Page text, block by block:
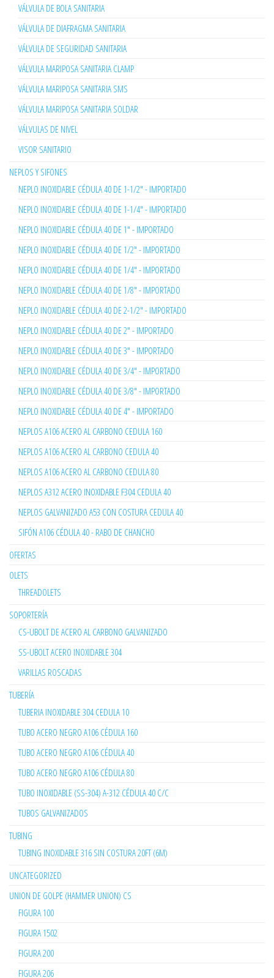
VÁLVULA DE BOLA SANITARIA
VÁLVULA DE DIAFRAGMA SANITARIA
VÁLVULA DE SEGURIDAD SANITARIA
VÁLVULA MARIPOSA SANITARIA CLAMP
VÁLVULA MARIPOSA SANITARIA SMS
VÁLVULA MARIPOSA SANITARIA SOLDAR
VÁLVULAS DE NIVEL
VISOR SANITARIO
NEPLOS Y SIFONES
NEPLO INOXIDABLE CÉDULA 40 DE 1-1/2" - IMPORTADO
NEPLO INOXIDABLE CÉDULA 40 DE 1-1/4" - IMPORTADO
NEPLO INOXIDABLE CÉDULA 40 DE 1" - IMPORTADO
NEPLO INOXIDABLE CÉDULA 40 DE 1/2" - IMPORTADO
NEPLO INOXIDABLE CÉDULA 40 DE 1/4" - IMPORTADO
NEPLO INOXIDABLE CÉDULA 40 DE 1/8" - IMPORTADO
NEPLO INOXIDABLE CÉDULA 40 DE 2-1/2" - IMPORTADO
NEPLO INOXIDABLE CÉDULA 40 DE 2" - IMPORTADO
NEPLO INOXIDABLE CÉDULA 40 DE 3" - IMPORTADO
NEPLO INOXIDABLE CÉDULA 40 DE 3/4" - IMPORTADO
NEPLO INOXIDABLE CÉDULA 40 DE 3/8" - IMPORTADO
NEPLO INOXIDABLE CÉDULA 40 DE 4" - IMPORTADO
NEPLOS A106 ACERO AL CARBONO CEDULA 160
NEPLOS A106 ACERO AL CARBONO CEDULA 40
NEPLOS A106 ACERO AL CARBONO CEDULA 80
NEPLOS A312 ACERO INOXIDABLE F304 CEDULA 40
NEPLOS GALVANIZADO A53 CON COSTURA CEDULA 40
SIFÓN A106 CÉDULA 40 - RABO DE CHANCHO
OFERTAS
OLETS
THREADOLETS
SOPORTERÍA
CS-UBOLT DE ACERO AL CARBONO GALVANIZADO
SS-UBOLT ACERO INOXIDABLE 304
VARILLAS ROSCADAS
TUBERÍA
TUBERIA INOXIDABLE 304 CEDULA 10
TUBO ACERO NEGRO A106 CÉDULA 160
TUBO ACERO NEGRO A106 CÉDULA 40
TUBO ACERO NEGRO A106 CÉDULA 80
TUBO INOXIDABLE (SS-304) A-312 CÉDULA 40 C/C
TUBOS GALVANIZADOS
TUBING
TUBING INOXIDABLE 316 SIN COSTURA 20FT (6M)
UNCATEGORIZED
UNION DE GOLPE (HAMMER UNION) CS
FIGURA 100
FIGURA 1502
FIGURA 200
FIGURA 206